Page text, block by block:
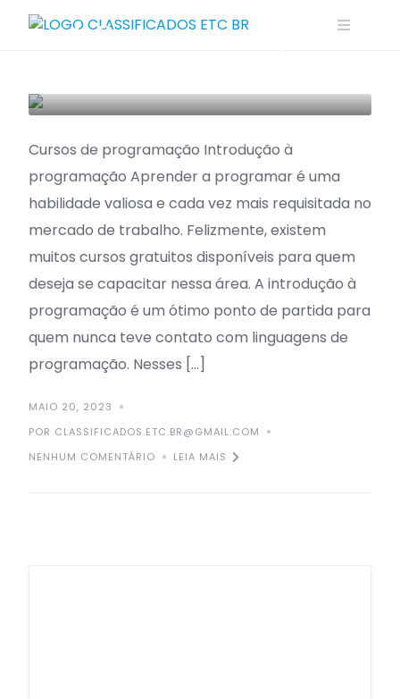
Melhores cursos para
Cursos de programação Introdução à
programação Aprender a programar é uma
habilidade valiosa e cada vez mais requisitada no
mercado de trabalho. Felizmente, existem
muitos cursos gratuitos disponíveis para quem
deseja se capacitar nessa área. A introdução à
programação é um ótimo ponto de partida para
quem nunca teve contato com linguagens de
programação. Nesses […]
MAIO 20, 2023
POR CLASSIFICADOS.ETC.BR@GMAIL.COM
NENHUM COMENTÁRIO
LEIA MAIS